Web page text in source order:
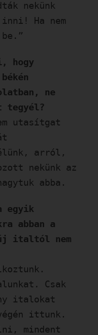
nekünk
inni! Ha nem
hogy
ne
tegyél?
utasítgat
arról,
nekünk az
abba.
egyik
abban a
új italtól nem
Csak
italokat
ittunk.
mindent